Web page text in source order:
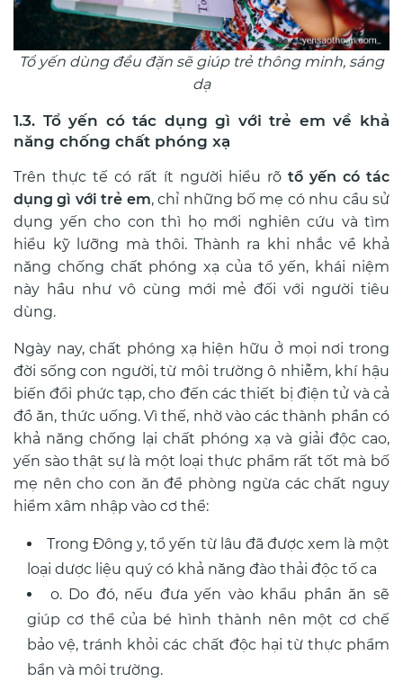
Tổ yến dùng đều đặn sẽ giúp trẻ thông minh, sáng
dạ
1.3. Tổ yến có tác dụng gì với trẻ em về khả
năng chống chất phóng xạ
Trên thực tế có rất ít người hiểu rõ tổ yến có tác
dụng gì với trẻ em, chỉ những bố mẹ có nhu cầu sử
dụng yến cho con thì họ mới nghiên cứu và tìm
hiểu kỹ lưỡng mà thôi. Thành ra khi nhắc về khả
năng chống chất phóng xạ của tổ yến, khái niệm
này hầu như vô cùng mới mẻ đối với người tiêu
dùng.
Ngày nay, chất phóng xạ hiện hữu ở mọi nơi trong
đời sống con người, từ môi trường ô nhiễm, khí hậu
biến đổi phức tạp, cho đến các thiết bị điện tử và cả
đồ ăn, thức uống. Vì thế, nhờ vào các thành phần có
khả năng chống lại chất phóng xạ và giải độc cao,
yến sào thật sự là một loại thực phẩm rất tốt mà bố
mẹ nên cho con ăn để phòng ngừa các chất nguy
hiểm xâm nhập vào cơ thể:
Trong Đông y, tổ yến từ lâu đã được xem là một
loại dược liệu quý có khả năng đào thải độc tố ca
o. Do đó, nếu đưa yến vào khẩu phần ăn sẽ
giúp cơ thể của bé hình thành nên một cơ chế
bảo vệ, tránh khỏi các chất độc hại từ thực phẩm
bẩn và môi trường.